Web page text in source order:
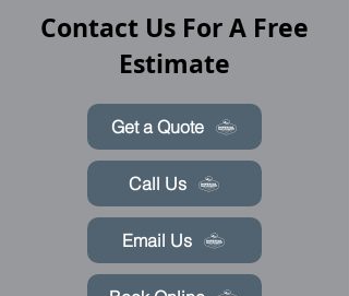
Contact Us For A Free
Estimate
Get a Quote
Call Us
Email Us